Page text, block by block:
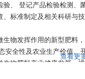
验、 登记产品检验检测、
、标准制定及相关科研与
生物发挥作用的新型肥料
安全性及农业生产价值。
生物肥料产业健康发展、
查看更